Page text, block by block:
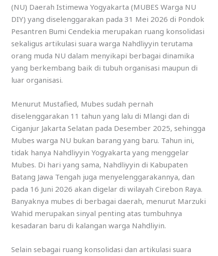
(NU) Daerah Istimewa Yogyakarta (MUBES Warga NU
DIY) yang diselenggarakan pada 31 Mei 2026 di Pondok
Pesantren Bumi Cendekia merupakan ruang konsolidasi
sekaligus artikulasi suara warga Nahdliyyin terutama
orang muda NU dalam menyikapi berbagai dinamika
yang berkembang baik di tubuh organisasi maupun di
luar organisasi.
Menurut Mustafied, Mubes sudah pernah
diselenggarakan 11 tahun yang lalu di Mlangi dan di
Ciganjur Jakarta Selatan pada Desember 2025, sehingga
Mubes warga NU bukan barang yang baru. Tahun ini,
tidak hanya Nahdliyyin Yogyakarta yang menggelar
Mubes. Di hari yang sama, Nahdliyyin di Kabupaten
Batang Jawa Tengah juga menyelenggarakannya, dan
pada 16 Juni 2026 akan digelar di wilayah Cirebon Raya.
Banyaknya mubes di berbagai daerah, menurut Marzuki
Wahid merupakan sinyal penting atas tumbuhnya
kesadaran baru di kalangan warga Nahdliyin.
Selain sebagai ruang konsolidasi dan artikulasi suara